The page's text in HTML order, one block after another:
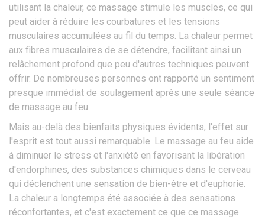
utilisant la chaleur, ce massage stimule les muscles, ce qui
peut aider à réduire les courbatures et les tensions
musculaires accumulées au fil du temps. La chaleur permet
aux fibres musculaires de se détendre, facilitant ainsi un
relâchement profond que peu d'autres techniques peuvent
offrir. De nombreuses personnes ont rapporté un sentiment
presque immédiat de soulagement après une seule séance
de massage au feu.
Mais au-delà des bienfaits physiques évidents, l'effet sur
l'esprit est tout aussi remarquable. Le massage au feu aide
à diminuer le stress et l'anxiété en favorisant la libération
d'endorphines, des substances chimiques dans le cerveau
qui déclenchent une sensation de bien-être et d'euphorie.
La chaleur a longtemps été associée à des sensations
réconfortantes, et c'est exactement ce que ce massage